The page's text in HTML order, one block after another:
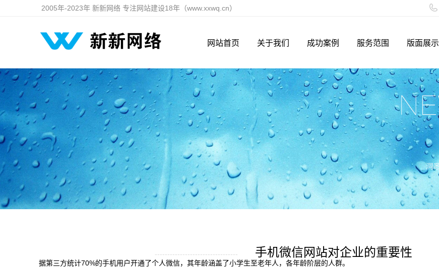
2005年-2023年 新新网络 专注网站建设18年（www.xxwq.cn）
网站首页 关于我们 成功案例 服务范围 版面展示
--------------------------------- 手机微信网站对企业的重要性
据第三方统计70%的手机用户开通了个人微信，其年龄涵盖了小学生至老年人，各年龄阶层的人群。